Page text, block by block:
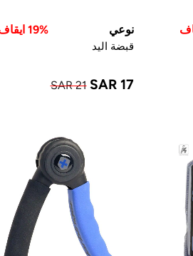
نوعي 19% ايقاف
قبضة اليد
SAR 21 SAR 17